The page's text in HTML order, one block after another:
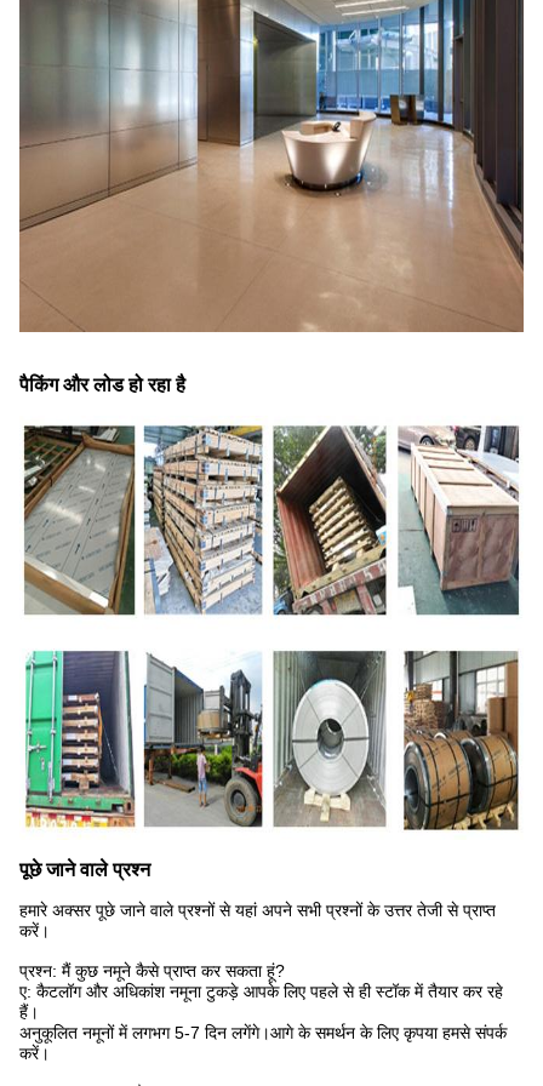
पैकिंग और लोड हो रहा है
पूछे जाने वाले प्रश्न
हमारे अक्सर पूछे जाने वाले प्रश्नों से यहां अपने सभी प्रश्नों के उत्तर तेजी से प्राप्त
करें।
प्रश्न: मैं कुछ नमूने कैसे प्राप्त कर सकता हूं?
ए: कैटलॉग और अधिकांश नमूना टुकड़े आपके लिए पहले से ही स्टॉक में तैयार कर रहे
हैं।
अनुकूलित नमूनों में लगभग 5-7 दिन लगेंगे।आगे के समर्थन के लिए कृपया हमसे संपर्क
करें।